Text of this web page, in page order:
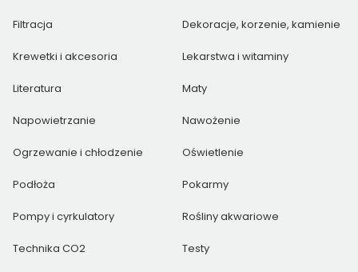
Filtracja Dekoracje, korzenie, kamienie
Krewetki i akcesoria Lekarstwa i witaminy
Literatura Maty
Napowietrzanie Nawożenie
Ogrzewanie i chłodzenie Oświetlenie
Podłoża Pokarmy
Pompy i cyrkulatory Rośliny akwariowe
Technika CO2 Testy